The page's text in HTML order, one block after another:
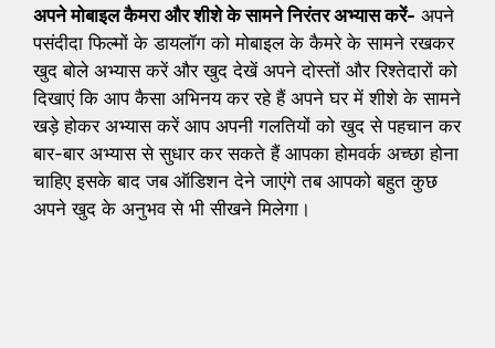
अपने मोबाइल कैमरा और शीशे के सामने निरंतर अभ्यास करें- अपने
पसंदीदा फिल्मों के डायलॉग को मोबाइल के कैमरे के सामने रखकर
खुद बोले अभ्यास करें और खुद देखें अपने दोस्तों और रिश्तेदारों को
दिखाएं कि आप कैसा अभिनय कर रहे हैं अपने घर में शीशे के सामने
खड़े होकर अभ्यास करें आप अपनी गलतियों को खुद से पहचान कर
बार-बार अभ्यास से सुधार कर सकते हैं आपका होमवर्क अच्छा होना
चाहिए इसके बाद जब ऑडिशन देने जाएंगे तब आपको बहुत कुछ
अपने खुद के अनुभव से भी सीखने मिलेगा।